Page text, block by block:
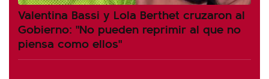
Valentina Bassi y Lola Berthet cruzaron al
Gobierno: "No pueden reprimir al que no
piensa como ellos"